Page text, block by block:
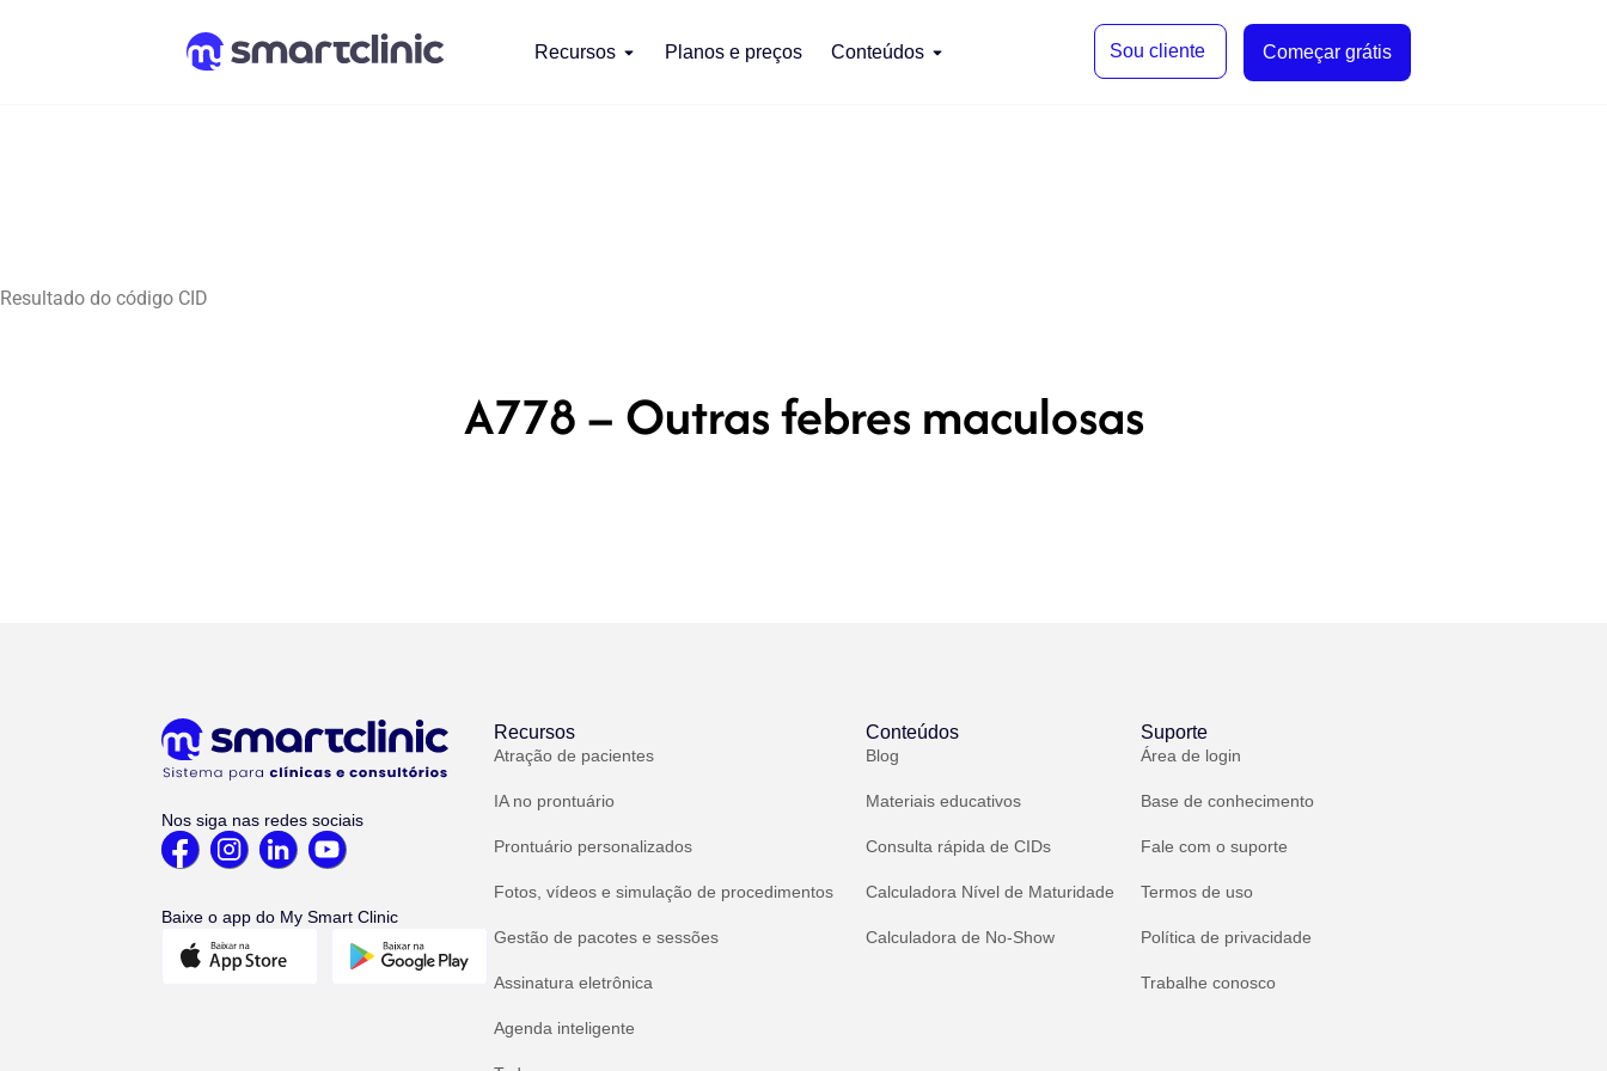
Recursos Planos e preços Conteúdos Sou cliente Começar grátis
Resultado do código CID
A778 – Outras febres maculosas
Nos siga nas redes sociais
Baixe o app do My Smart Clinic
Recursos
Atração de pacientes
IA no prontuário
Prontuário personalizados
Fotos, vídeos e simulação de procedimentos
Gestão de pacotes e sessões
Assinatura eletrônica
Agenda inteligente
Conteúdos
Blog
Materiais educativos
Consulta rápida de CIDs
Calculadora Nível de Maturidade
Calculadora de No-Show
Suporte
Área de login
Base de conhecimento
Fale com o suporte
Termos de uso
Política de privacidade
Trabalhe conosco